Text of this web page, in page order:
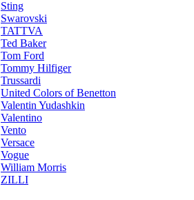
Sting
Swarovski
TATTVA
Ted Baker
Tom Ford
Tommy Hilfiger
Trussardi
United Colors of Benetton
Valentin Yudashkin
Valentino
Vento
Versace
Vogue
William Morris
ZILLI